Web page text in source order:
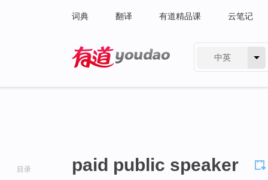
词典 翻译 有道精品课 云笔记
中英
目录 paid public speaker